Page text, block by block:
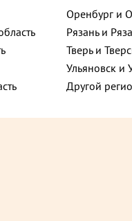
улица, 12
69
1с1
4
Оренбург и
Рязань и
Тверь и
Ульяновск и
Другой